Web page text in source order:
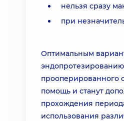
нельзя сразу
при
Оптимальным
эндопротезированию
прооперированного
помощь и станут
прохождения
использования